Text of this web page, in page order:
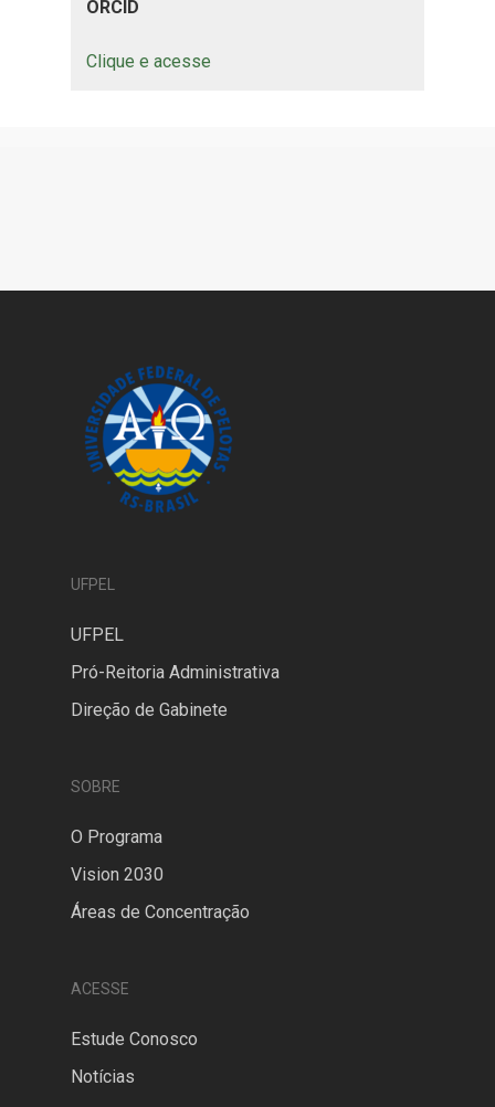
ORCID
Clique e acesse
UFPEL
UFPEL
Pró-Reitoria Administrativa
Direção de Gabinete
SOBRE
O Programa
Vision 2030
Áreas de Concentração
ACESSE
Estude Conosco
Notícias